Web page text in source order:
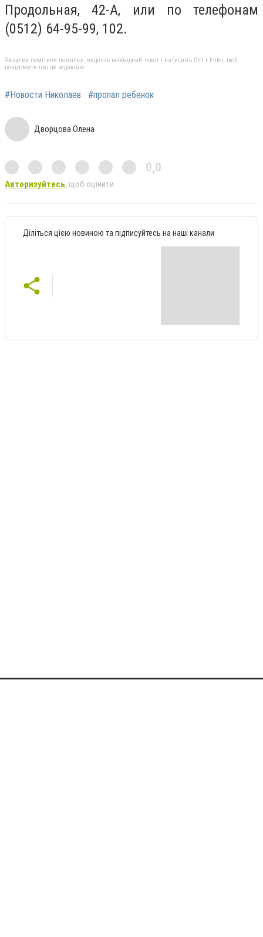
Продольная, 42-А, или по телефонам
(0512) 64-95-99, 102.
Якщо ви помітили помилку, виділіть необхідний текст і натисніть Ctrl + Enter, щоб
повідомити про це редакцію
#Новости Николаев #пропал ребенок
Дворцова Олена
0,0
Авторизуйтесь, щоб оцінити
Діліться цією новиною та підписуйтесь на наші канали